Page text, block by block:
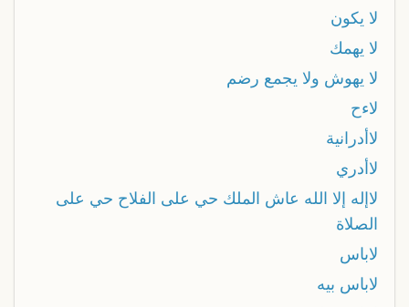
لا يكون
لا يهمك
لا يهوش ولا يجمع رضم
لاءح
لاأدرانية
لاأدري
لاإله إلا الله عاش الملك حي على الفلاح حي على
الصلاة
لاباس
لاباس بيه